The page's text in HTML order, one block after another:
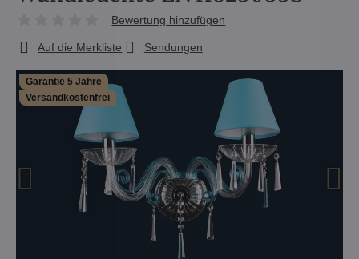
Garantie 5 Jahre
Versandkostenfrei
Bewertung hinzufügen
Auf die Merkliste Sendungen